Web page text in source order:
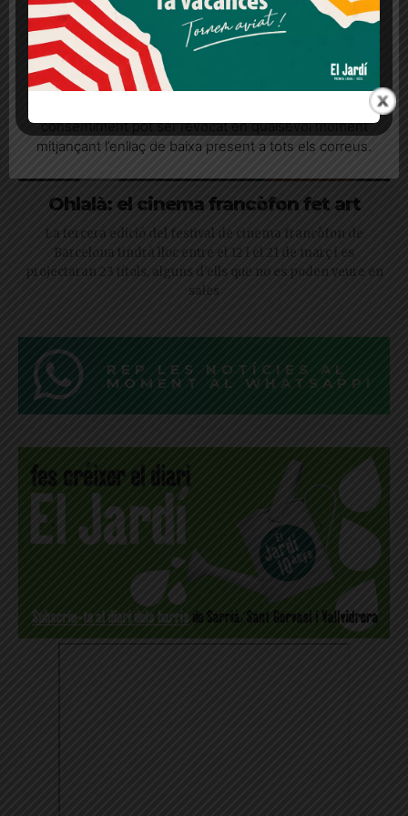
Ohlalà: el cinema francòfon fet art
La tercera edició del festival de cinema francòfon de
Barcelona tindrà lloc entre el 12 i el 21 de març i es
projectaran 23 títols, alguns d'ells que no es poden veure en
sales
REP LES NOTÍCIES AL
MOMENT AL WHATSAPP!
Més informació Acceptar Rebutjar tot
Quan l’usuari crea un compte al Diari el Jardí, dona el
seu consentiment explícit per rebre comunicacions
consentiment pot ser revocat en qualsevol moment
mitjançant l’enllaç de baixa present a tots els correus.